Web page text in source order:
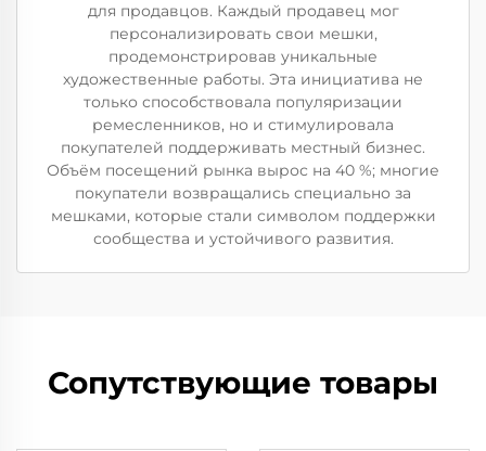
для продавцов. Каждый продавец мог
персонализировать свои мешки,
продемонстрировав уникальные
художественные работы. Эта инициатива не
только способствовала популяризации
ремесленников, но и стимулировала
покупателей поддерживать местный бизнес.
Объём посещений рынка вырос на 40 %; многие
покупатели возвращались специально за
мешками, которые стали символом поддержки
сообщества и устойчивого развития.
Сопутствующие товары